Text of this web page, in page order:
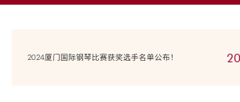
2024厦门国际钢琴比赛获奖选手名单公布！